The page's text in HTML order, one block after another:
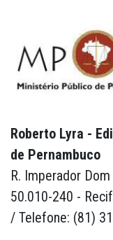
Roberto Lyra -
de Pernambuco
R. Imperador
50.010-240 -
/ Telefone: (81)